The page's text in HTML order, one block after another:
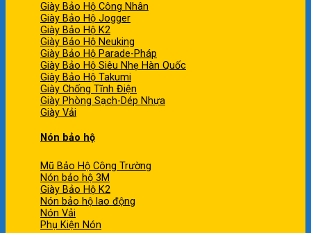
Giày Bảo Hộ Công Nhân
Giày Bảo Hộ Jogger
Giày Bảo Hộ K2
Giày Bảo Hộ Neuking
Giày Bảo Hộ Parade-Pháp
Giày Bảo Hộ Siêu Nhẹ Hàn Quốc
Giày Bảo Hộ Takumi
Giày Chống Tĩnh Điện
Giày Phòng Sạch-Dép Nhựa
Giày Vải
Nón bảo hộ
Mũ Bảo Hộ Công Trường
Nón bảo hộ 3M
Giày Bảo Hộ K2
Nón bảo hộ lao động
Nón Vải
Phụ Kiện Nón